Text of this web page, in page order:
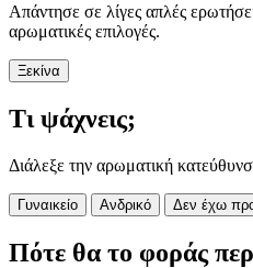
Απάντησε σε λίγες απλές
αρωματικές επιλογές.
Ξεκίνα
Τι ψάχνεις;
Διάλεξε την αρωματική
Γυναικείο Ανδρικό Δεν έχω
Πότε θα το φοράς